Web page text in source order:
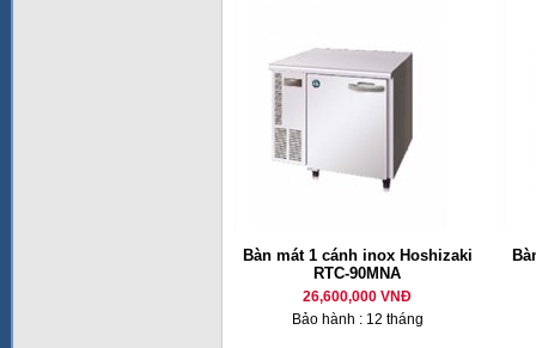
Bàn mát 1 cánh inox Hoshizaki
RTC-90MNA
26,600,000 VNĐ
Bảo hành : 12 tháng